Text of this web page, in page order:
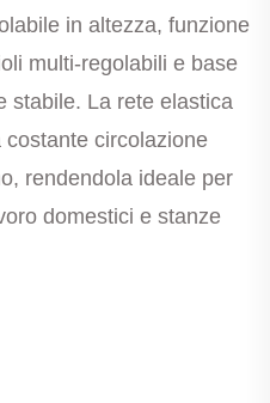
in altezza, funzione
multi-regolabili e base
stabile. La rete elastica
circolazione
rendendola ideale per
domestici e stanze